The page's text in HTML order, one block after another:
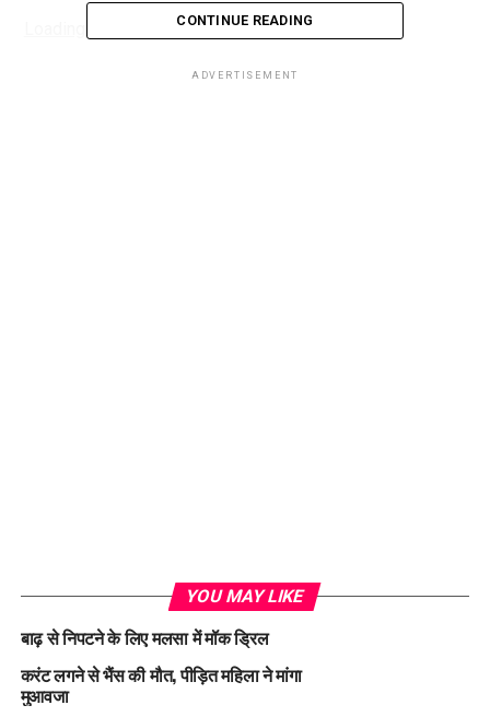
CONTINUE READING
ADVERTISEMENT
YOU MAY LIKE
बाढ़ से निपटने के लिए मलसा में मॉक ड्रिल
करंट लगने से भैंस की मौत, पीड़ित महिला ने मांगा
मुआवजा